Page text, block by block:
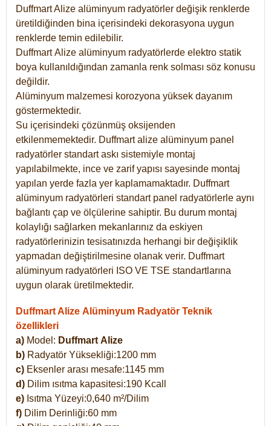
Duffmart Alize alüminyum radyatörler değişik renklerde
üretildiğinden bina içerisindeki dekorasyona uygun
renklerde temin edilebilir.
DuffmartAlize alüminyum radyatörlerde elektro statik
boya kullanıldığından zamanla renk solması söz konusu
değildir.
Alüminyum malzemesi korozyona yüksek dayanım
göstermektedir.
Su içerisindeki çözünmüş oksijenden
etkilenmemektedir. Duffmart alize alüminyum panel
radyatörler standart askı sistemiyle montaj
yapılabilmekte, ince ve zarif yapısı sayesinde montaj
yapılan yerde fazla yer kaplamamaktadır. Duffmart
alüminyum radyatörleri standart panel radyatörlerle aynı
bağlantı çap ve ölçülerine sahiptir. Bu durum montaj
kolaylığı sağlarken mekanlarınız da eskiyen
radyatörlerinizin tesisatınızda herhangi bir değişiklik
yapmadan değiştirilmesine olanak verir. Duffmart
alüminyum radyatörleri ISO VE TSE standartlarına
uygun olarak üretilmektedir.
Duffmart Alize Alüminyum Radyatör Teknik
özellikleri
a) Model: Duffmart Alize
b) Radyatör Yüksekliği:1200 mm
c) Eksenler arası mesafe:1145 mm
d) Dilim ısıtma kapasitesi:190 Kcall
e) Isıtma Yüzeyi:0,640 m²/Dilim
f) Dilim Derinliği:60 mm